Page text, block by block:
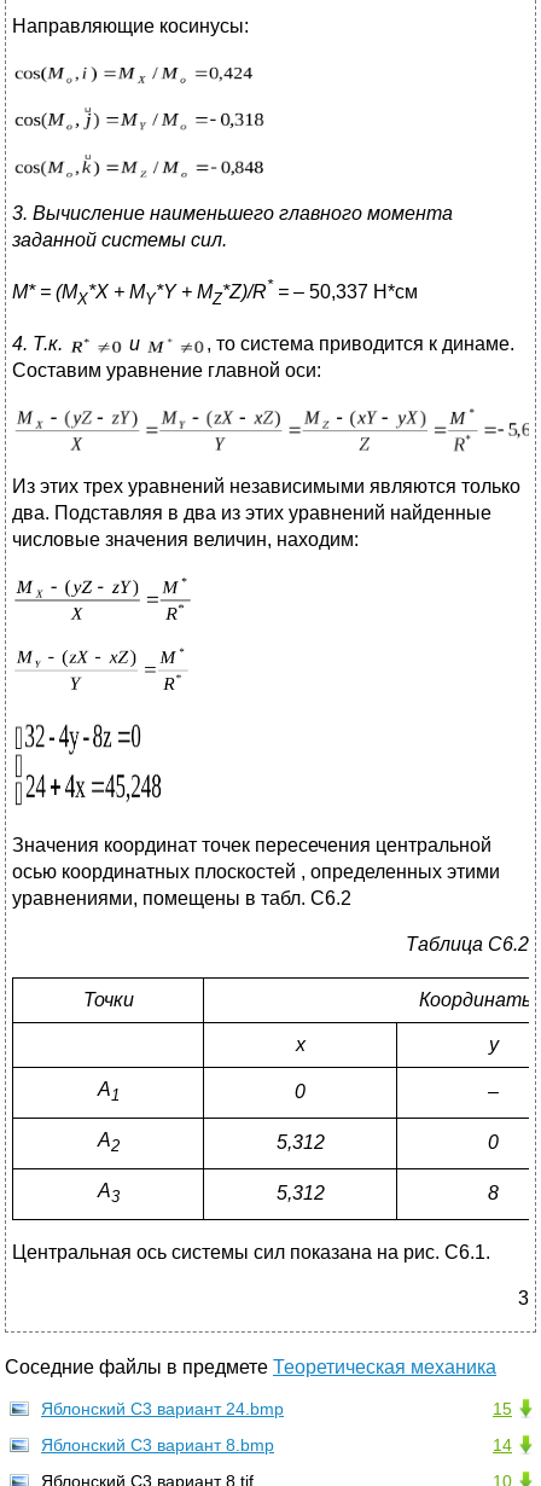
Направляющие косинусы:
3. Вычисление наименьшего главного момента
заданной системы сил.
M* = (MX*X + MY*Y + MZ*Z)/R* = – 50,337 Н*см
4. Т.к. и
, то система приводится к динаме.
Составим уравнение главной оси:
Из этих трех уравнений независимыми являются только
два. Подставляя в два из этих уравнений найденные
числовые значения величин, находим:
Значения координат точек пересечения центральной
осью координатных плоскостей , определенных этими
уравнениями, помещены в табл. C6.2
Таблица C6.2
Точки
x y
A1 0 –
A2 5,312 0
A3 5,312 8
Центральная ось системы сил показана на рис. C6.1.
3
Соседние файлы в предмете Теоретическая механика
15
Яблонский С3 вариант 24.bmp
14
Яблонский С3 вариант 8.bmp
10
Яблонский С3 вариант 8.tif